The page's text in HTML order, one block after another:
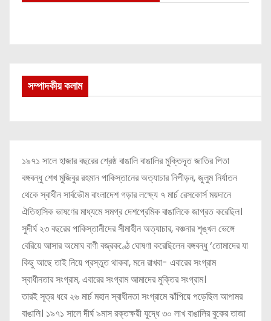
সম্পাদকীয় কলাম
১৯৭১ সালে হাজার বছরের শ্রেষ্ঠ বাঙালি বাঙালির মুক্তিদূত জাতির পিতা
বঙ্গবন্ধু শেখ মুজিবুর রহমান পাকিস্তানের অত্যাচার নিপীড়ন, জুলুম নির্যাতন
থেকে স্বাধীন সার্বভৌম বাংলাদেশ গড়ার লক্ষ্যে ৭ মার্চ রেসকোর্স ময়দানে
ঐতিহাসিক ভাষণের মাধ্যমে সমগ্র দেশপ্রেমিক বাঙালিকে জাগ্রত করেছিল।
সুদীর্ঘ ২৩ বছরের পাকিস্তানীদের সীমাহীন অত্যাচার, বঞ্চনার শৃঙ্খল ভেঙ্গে
বেরিয়ে আসার অমোঘ বাণী বজ্রকণ্ঠে ঘোষণা করেছিলেন বঙ্গবন্ধু ‘তোমাদের যা
কিছু আছে তাই নিয়ে প্রস্তুত থাকবা, মনে রাখবা- এবারের সংগ্রাম
স্বাধীনতার সংগ্রাম, এবারের সংগ্রাম আমাদের মুক্তির সংগ্রাম।
তারই সূত্র ধরে ২৬ মার্চ মহান স্বাধীনতা সংগ্রামে ঝাঁপিয়ে পড়েছিল আপামর
বাঙালি। ১৯৭১ সালে দীর্ঘ ৯মাস রক্তক্ষয়ী যুদ্ধে ৩০ লাখ বাঙালির বুকের তাজা